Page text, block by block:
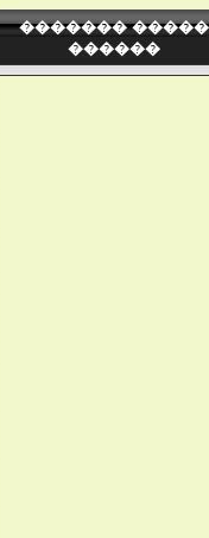
������� �����
������